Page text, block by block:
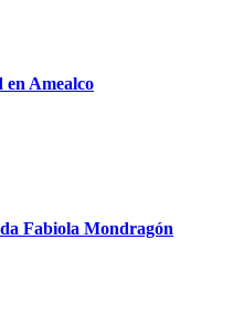
en Amealco
Fabiola Mondragón